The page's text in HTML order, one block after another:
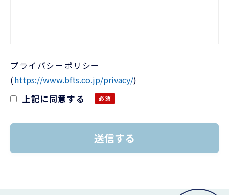
プライバシーポリシー
(https://www.bfts.co.jp/privacy/)
上記に同意する